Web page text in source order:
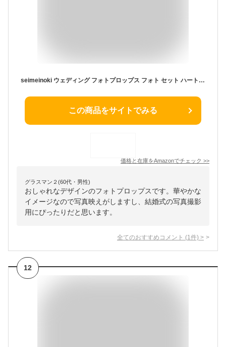
seimeinoki ウェディング フォトプロップス フォト セット ハート 装飾 撮影小道具 装飾付属品 写真小道具 かわいい ウェルカムスペース ブライダル フォトスペース 結婚式 誕生日会 二次会 パーティー (スタイルB)
この商品をサイトでみる
価格と在庫をAmazonでチェック >>
グラスマン２(60代・男性)
おしゃれなデザインのフォトプロップスです。華やかな
イメージなので写真映えがしますし、結婚式の写真撮影
用にぴったりだと思います。
全てのおすすめコメント (1 件) >
12